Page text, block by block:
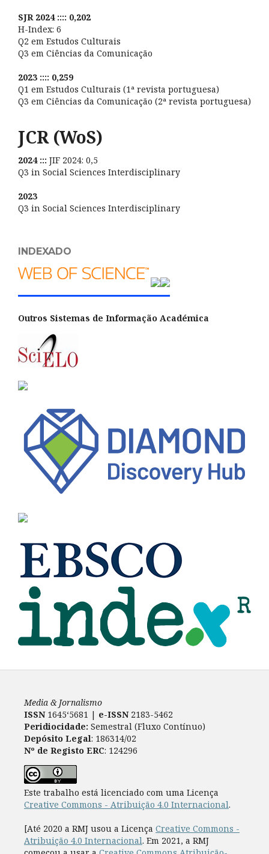
SJR 2024 :::: 0,202
H-Index: 6
Q2 em Estudos Culturais
Q3 em Ciências da Comunicação
2023 :::: 0,259
Q1 em Estudos Culturais (1ª revista portuguesa)
Q3 em Ciências da Comunicação (2ª revista portuguesa)
JCR (WoS)
2024 ::: JIF 2024: 0,5
Q3 in Social Sciences Interdisciplinary
2023
Q3 in Social Sciences Interdisciplinary
INDEXADO
Outros Sistemas de Informação Académica
Media & Jornalismo
ISSN 1645‘5681 | e-ISSN2183-5462
Peridiocidade: Semestral (Fluxo Contínuo)
Depósito Legal: 186314/02
Nº de Registo ERC: 124296
Este trabalho está licenciado com uma Licença
Creative Commons - Atribuição 4.0 Internacional.
[Até 2020 a RMJ usou a Licença Creative Commons -
Atribuição 4.0 Internacional. Em 2021, a RMJ